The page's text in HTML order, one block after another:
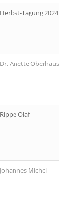
Herbst-Tagung 2024
Dr. Anette Oberhauser
Rippe Olaf
Johannes Michel